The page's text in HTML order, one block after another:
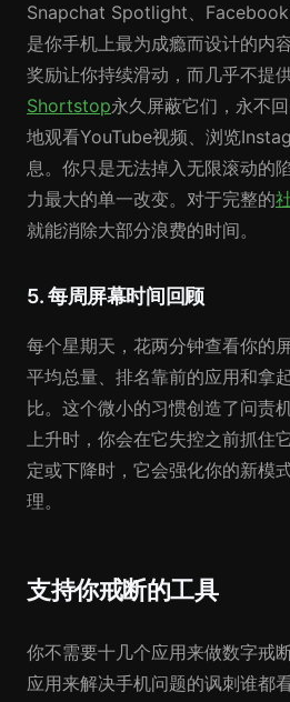
Snapchat Spotlight、
是你手机上最为成瘾而设计的内
奖励让你持续滑动，而几乎不提
Shortstop永久屏蔽它们，永不
地观看YouTube视频、浏览
息。你只是无法掉入无限滚动的
力最大的单一改变。对于完整的
就能消除大部分浪费的时间。
5. 每周屏幕时间回顾
每个星期天，花两分钟查看你的
平均总量、排名靠前的应用和拿
比。这个微小的习惯创造了问
上升时，你会在它失控之前抓住
定或下降时，它会强化你的新模
理。
支持你戒断的工具
你不需要十几个应用来做数字
应用来解决手机问题的讽刺谁都